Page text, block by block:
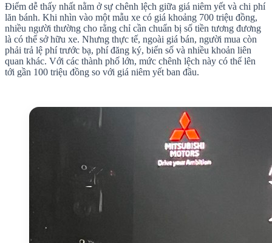
Điểm dễ thấy nhất nằm ở sự chênh lệch giữa giá niêm yết và chi phí
lăn bánh. Khi nhìn vào một mẫu xe có giá khoảng 700 triệu đồng,
nhiều người thường cho rằng chỉ cần chuẩn bị số tiền tương đương
là có thể sở hữu xe. Nhưng thực tế, ngoài giá bán, người mua còn
phải trả lệ phí trước bạ, phí đăng ký, biển số và nhiều khoản liên
quan khác. Với các thành phố lớn, mức chênh lệch này có thể lên
tới gần 100 triệu đồng so với giá niêm yết ban đầu.